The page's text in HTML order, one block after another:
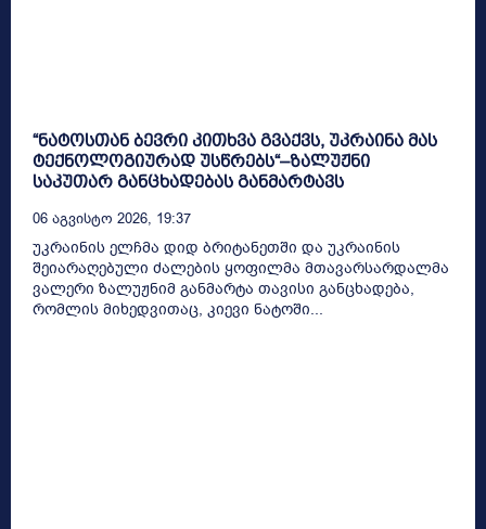
“ნატოსთან ბევრი კითხვა გვაქვს, უკრაინა მას
ტექნოლოგიურად უსწრებს“–ზალუჟნი
საკუთარ განცხადებას განმარტავს
06 Აგვისტო 2026, 19:37
უკრაინის ელჩმა დიდ ბრიტანეთში და უკრაინის
შეიარაღებული ძალების ყოფილმა მთავარსარდალმა
ვალერი ზალუჟნიმ განმარტა თავისი განცხადება,
რომლის მიხედვითაც, კიევი ნატოში...